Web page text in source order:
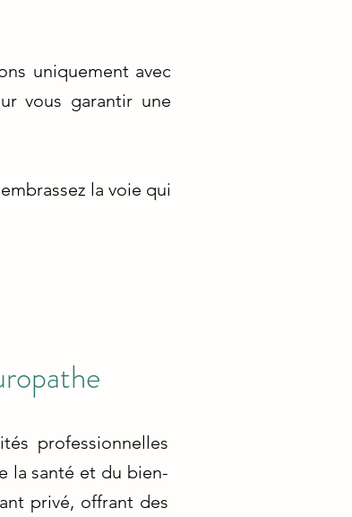
uniquement avec
vous garantir une
la voie qui
professionnelles
la santé et du bien-
privé, offrant des